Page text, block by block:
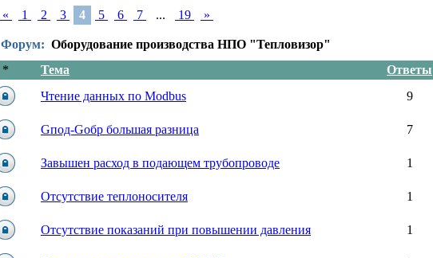
«
1 2 3 4 5 6 7 ... 19 »
Форум: Оборудование производства НПО "Тепловизор"
*
Тема Ответы
Чтение данных по Modbus
9
Gпод-Gобр большая разница
7
Завышен расход в подающем трубопроводе
1
Отсутствие теплоносителя
1
Отсутствие показаний при повышении давления
1